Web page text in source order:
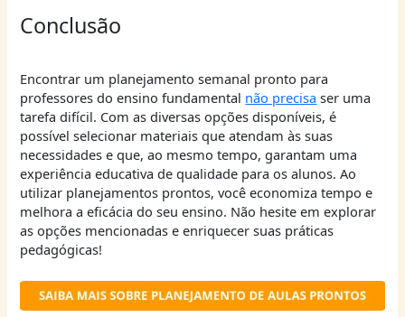
Conclusão
Encontrar um planejamento semanal pronto para
professores do ensino fundamental não precisa ser uma
tarefa difícil. Com as diversas opções disponíveis, é
possível selecionar materiais que atendam às suas
necessidades e que, ao mesmo tempo, garantam uma
experiência educativa de qualidade para os alunos. Ao
utilizar planejamentos prontos, você economiza tempo e
melhora a eficácia do seu ensino. Não hesite em explorar
as opções mencionadas e enriquecer suas práticas
pedagógicas!